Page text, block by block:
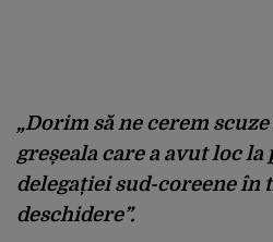
„Dorim să ne cerem
greșeala care a avut loc la
delegației sud-coreene în
deschidere”.